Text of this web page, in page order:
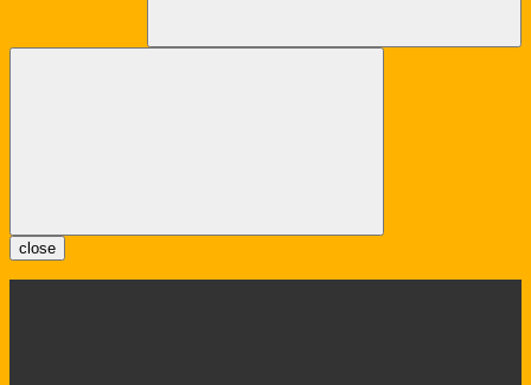
close